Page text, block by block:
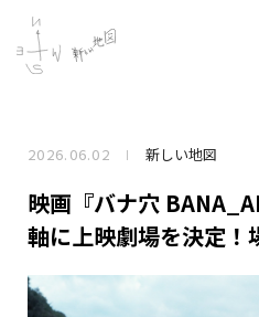
NEWS
SCHEDULE
PROFILE
2026.06.02 新しい地図
映画『バナ穴
軸に上映劇場を決定！